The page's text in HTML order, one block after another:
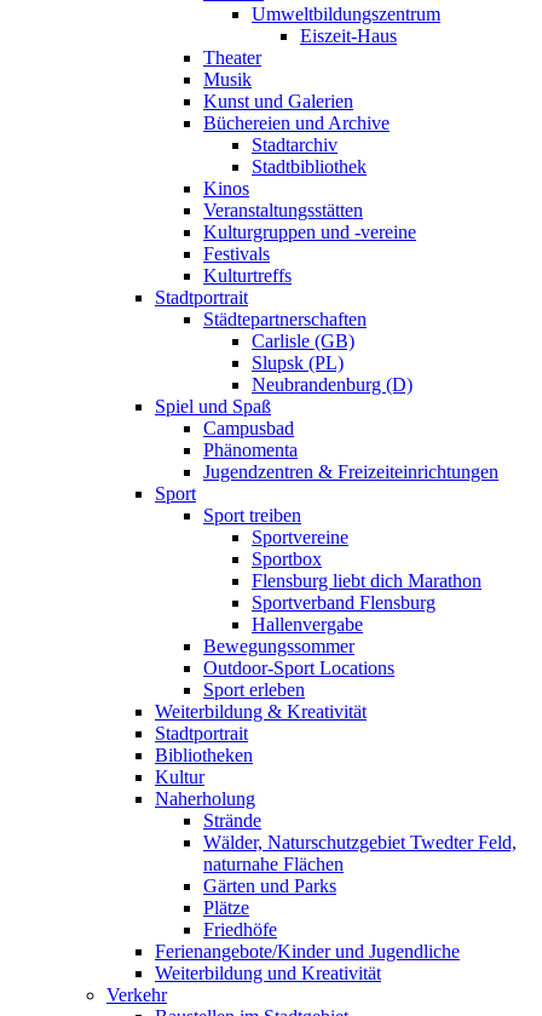
Umweltbildungszentrum
Eiszeit-Haus
Theater
Musik
Kunst und Galerien
Büchereien und Archive
Stadtarchiv
Stadtbibliothek
Kinos
Veranstaltungsstätten
Kulturgruppen und -vereine
Festivals
Kulturtreffs
Stadtportrait
Städtepartnerschaften
Carlisle (GB)
Slupsk (PL)
Neubrandenburg (D)
Spiel und Spaß
Campusbad
Phänomenta
Jugendzentren & Freizeiteinrichtungen
Sport
Sport treiben
Sportvereine
Sportbox
Flensburg liebt dich Marathon
Sportverband Flensburg
Hallenvergabe
Bewegungssommer
Outdoor-Sport Locations
Sport erleben
Weiterbildung & Kreativität
Stadtportrait
Bibliotheken
Kultur
Naherholung
Strände
Wälder, Naturschutzgebiet Twedter Feld,
naturnahe Flächen
Gärten und Parks
Plätze
Friedhöfe
Ferienangebote/Kinder und Jugendliche
Weiterbildung und Kreativität
Verkehr